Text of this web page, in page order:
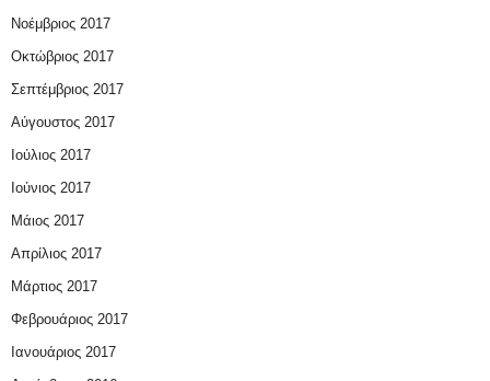
Νοέμβριος 2017
Οκτώβριος 2017
Σεπτέμβριος 2017
Αύγουστος 2017
Ιούλιος 2017
Ιούνιος 2017
Μάιος 2017
Απρίλιος 2017
Μάρτιος 2017
Φεβρουάριος 2017
Ιανουάριος 2017